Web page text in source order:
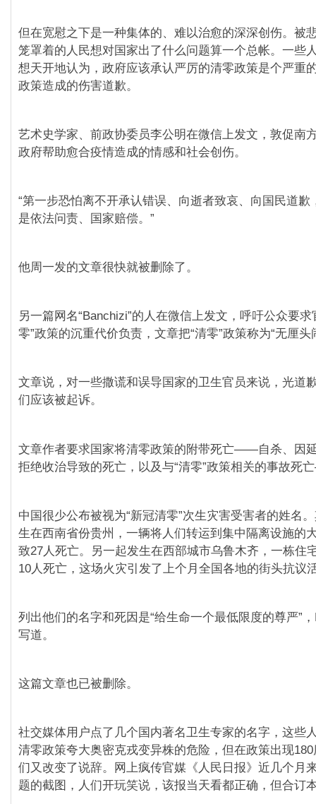
但在宽慰之下是一种集体的、难以治愈的深深创伤。被
笼罩着的人民想对国家出了什么问题算一个总帐。一些
想天开地认为，政府应该承认严厉的清零政策是个严重
政策造成的伤害道歉。
艺术史学家、前政协委员李公明在微信上发文，敦促南
政府帮助愈合疫情造成的情感和社会创伤。
“第一步恐怕离不开承认错误、向逝者致哀、向国民道歉
是依法问责、国家赔偿。”
他周一发的文章很快就被删除了。
另一篇网名“Banchizi”的人在微信上发文，呼吁公众要求
零”政策的沉重代价负责，文章把“清零”政策称为“无厘头
文章说，对一些撒谎和误导国家的卫生官员来说，光道
们应该被起诉。
文章作者要求国家将清零政策的附带死亡——自杀、因
拒绝收治导致的死亡，以及与“清零”政策相关的事故
中国很少公布被视为“新冠清零”次生灾害受害者的姓名
生在西南省份贵州，一辆将人们转运到集中隔离设施的
致27人死亡。另一起发生在西部城市乌鲁木齐，一栋住
10人死亡，这场火灾引发了上个月全国各地的街头抗议
列出他们的名字和死因是“给生命一个最低限度的尊严”
写道。
这篇文章也已被删除。
社交媒体用户点了几个国内著名卫生专家的名字，这些
清零政策夸大奥密克戎变异株的危险，但在政策出现
们又改变了说辞。网上疯传官媒《人民日报》近几个月
题的截图，人们开玩笑说，该报当天看都正确，但合订